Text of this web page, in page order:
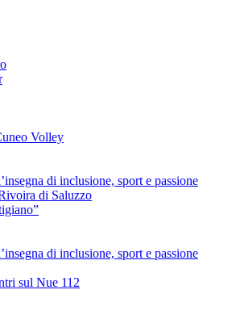
Volley
di inclusione, sport e passione
di Saluzzo
di inclusione, sport e passione
sul Nue 112